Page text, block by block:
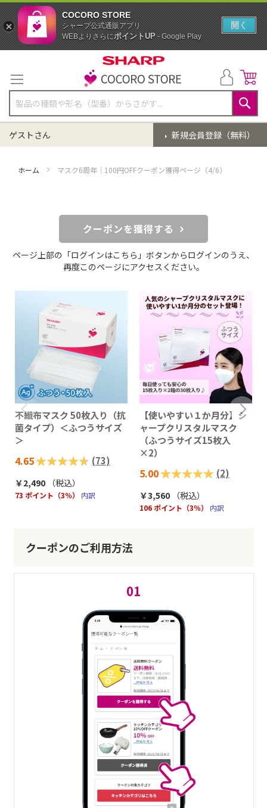
テ
ン
ツ
に
キ
検
索
新規会員登録（無料）
ゲストさん
ホーム マスク6周年｜100円OFFクーポン獲得ページ（4/6）
クーポンを獲得する
ページ上部の「ログインはこちら」ボタンからログインのうえ、
再度このページにアクセスください。
不織布マスク 50枚入り（抗
菌タイプ）＜ふつうサイズ
＞
評価:
4.65
93%
(73)
￥2,490 （税込）
73 ポイント（3％） 内訳
【使いやすい１か月分】シ
ャープクリスタルマスク
（ふつうサイズ15枚入
×2）
評価:
5.00
100%
(2)
￥3,560 （税込）
106 ポイント（3％） 内訳
クーポンのご利用方法
01
COCORO STORE
シャープ公式通販アプリ
WEBよりさらにポイントUP- Google Play
開く